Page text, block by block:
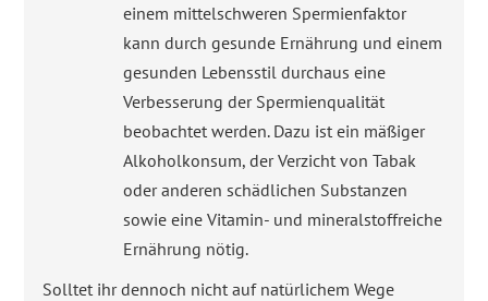
einem mittelschweren Spermienfaktor
kann durch gesunde Ernährung und einem
gesunden Lebensstil durchaus eine
Verbesserung der Spermienqualität
beobachtet werden. Dazu ist ein mäßiger
Alkoholkonsum, der Verzicht von Tabak
oder anderen schädlichen Substanzen
sowie eine Vitamin- und mineralstoffreiche
Ernährung nötig.
Solltet ihr dennoch nicht auf natürlichem Wege